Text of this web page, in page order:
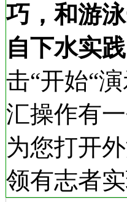
巧，和游
自下水实践
击“开始“
汇操作有
为您打开
领有志者